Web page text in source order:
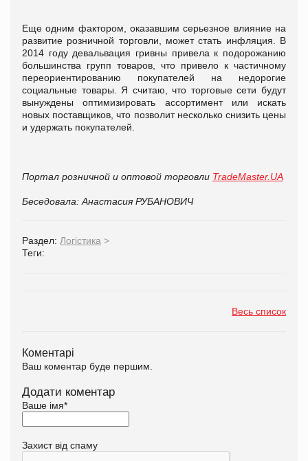
Еще одним фактором, оказавшим серьезное влияние на
развитие розничной торговли, может стать инфляция. В
2014 году девальвация гривны привела к подорожанию
большинства групп товаров, что привело к частичному
переориентированию покупателей на недорогие
социальные товары. Я считаю, что торговые сети будут
вынуждены оптимизировать ассортимент или искать
новых поставщиков, что позволит несколько снизить цены
и удержать покупателей.
Портал розничной и оптовой торговли TradeMaster.UA
Беседовала: Анастасия РУБАНОВИЧ
Раздел: Логістика >
Теги:
Весь список
Коментарі
Ваш коментар буде першим.
Додати коментар
Ваше імя*
Захист від спаму